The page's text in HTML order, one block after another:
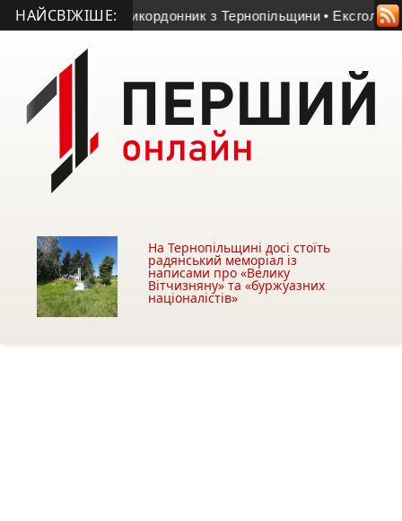
НАЙСВІЖІШЕ:
23-річний прикордонник з Тернопільщини • Ексголкіпер
На Тернопільщині досі стоїть
радянський меморіал із
написами про «Велику
Вітчизняну» та «буржуазних
націоналістів»